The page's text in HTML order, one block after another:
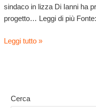
sindaco in lizza Di Ianni ha
progetto… Leggi di più
Leggi tutto »
Cerca